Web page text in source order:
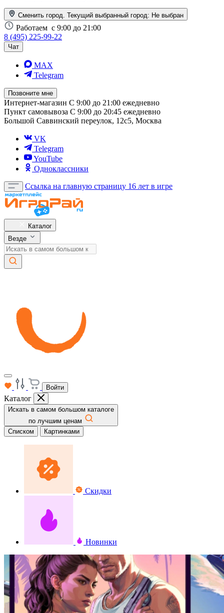
Сменить город. Текущий выбранный город: Не выбран
Работаем с 9:00 до 21:00
8 (495) 225-99-22
Чат
MAX
Telegram
Позвоните мне
Интернет-магазин С 9:00 до 21:00 ежедневно
Пункт самовывоза С 9:00 до 20:45 ежедневно
Большой Саввинский переулок, 12с5, Москва
VK
Telegram
YouTube
Одноклассники
Ссылка на главную страницу 16 лет в игре
Каталог
Везде
Войти
Каталог
Искать в самом большом каталоге
по лучшим ценам
Списком
Картинками
Скидки
Новинки